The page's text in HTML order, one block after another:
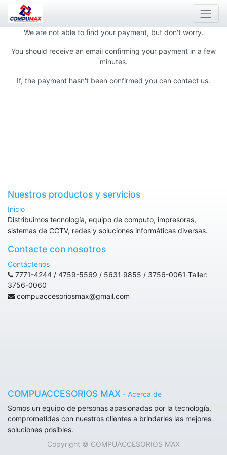
We are not able to find your payment, but don't worry.
You should receive an email confirming your payment in a few
minutes.
If, the payment hasn't been confirmed you can contact us.
Nuestros productos y servicios
Inicio
Distribuimos tecnología, equipo de computo, impresoras,
sistemas de CCTV, redes y soluciones informáticas diversas.
Contacte con nosotros
Contáctenos
7771-4244 / 4759-5569 / 5631 9855 / 3756-0061 Taller:
3756-0060
compuaccesoriosmax@gmail.com
COMPUACCESORIOS MAX - Acerca de
Somos un equipo de personas apasionadas por la tecnología,
comprometidas con nuestros clientes a brindarles las mejores
soluciones posibles.
Copyright © COMPUACCESORIOS MAX